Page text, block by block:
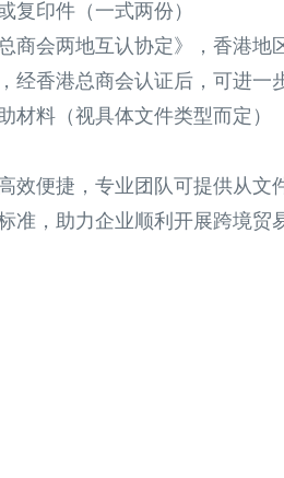
复印件（一式两份）
商会两地互认协定》，香港地
经香港总商会认证后，可进一
材料（视具体文件类型而定）
效便捷，专业团队可提供从文
准，助力企业顺利开展跨境贸